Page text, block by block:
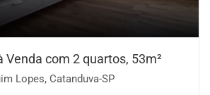
com 2 quartos, 53m²
Lopes, Catanduva-SP